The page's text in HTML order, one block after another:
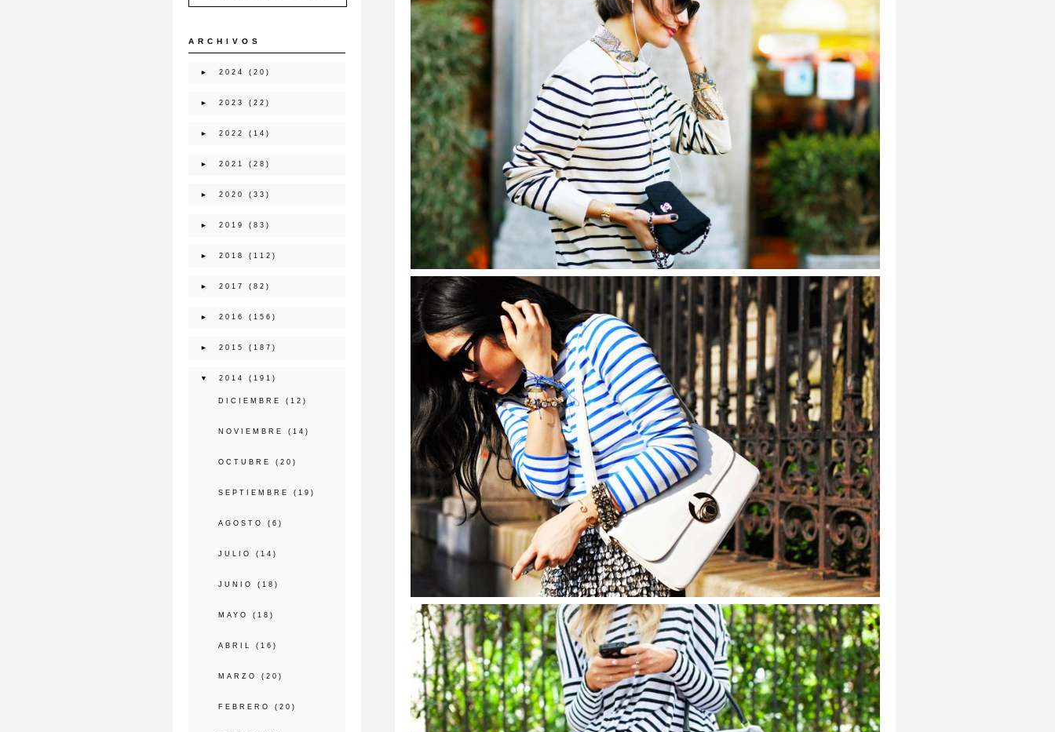
ARCHIVOS
► 2024 (20)
► 2023 (22)
► 2022 (14)
► 2021 (28)
► 2020 (33)
► 2019 (83)
► 2018 (112)
► 2017 (82)
► 2016 (156)
► 2015 (187)
▼ 2014 (191)
DICIEMBRE (12)
NOVIEMBRE (14)
OCTUBRE (20)
SEPTIEMBRE (19)
AGOSTO (6)
JULIO (14)
JUNIO (18)
MAYO (18)
ABRIL (16)
MARZO (20)
FEBRERO (20)